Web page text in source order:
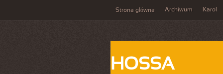
Strona główna Archiwum Karol
HOSSA